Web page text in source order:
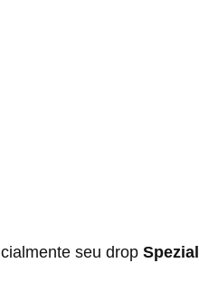
seu drop Spezial